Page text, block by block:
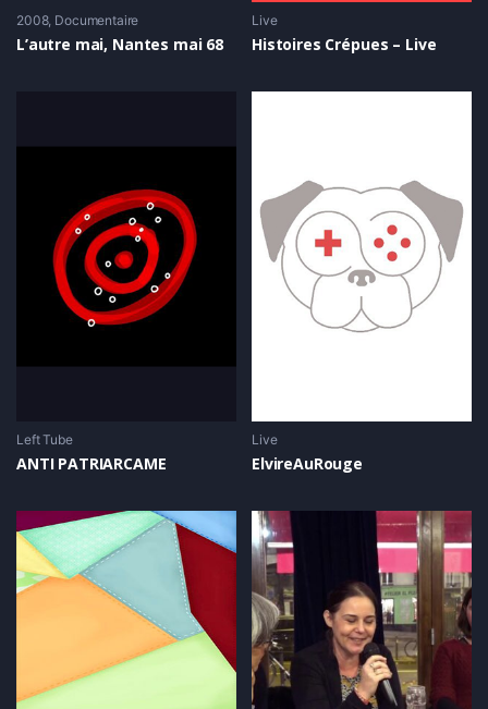
2008 Documentaire
L’autre mai, Nantes mai 68
Live
Histoires Crépues – Live
Left Tube
ANTI PATRIARCAME
Live
ElvireAuRouge